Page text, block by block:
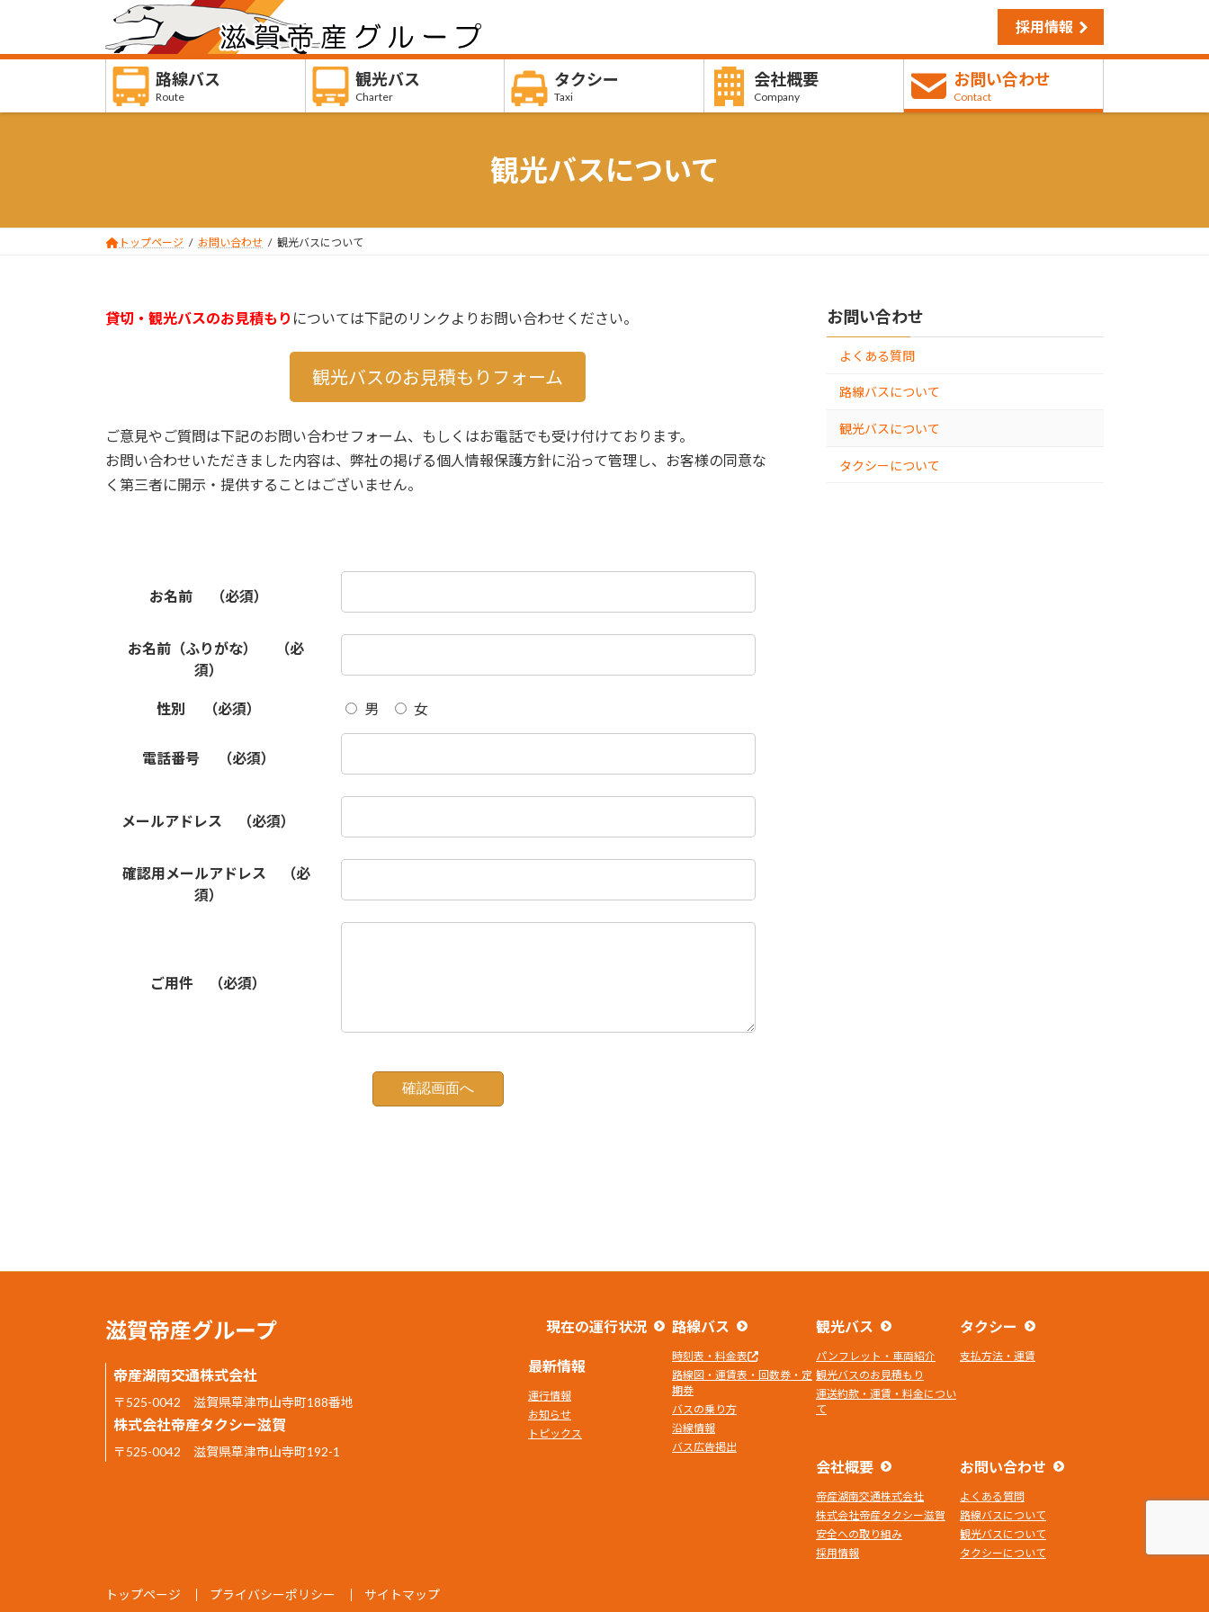
テ
へ
ゲ
ョ
採用情報
路線バス
Route
観光バス
Charter
タクシー
Taxi
会社概要
Company
お問い合わせ
Contact
観光バスについて
トップページ お問い合わせ 観光バスについて
貸切・観光バスのお見積もり については下記のリンクよりお問い合わせください。
観光バスのお見積もりフォーム
ご意見やご質問は下記のお問い合わせフォーム、もしくはお電話でも受け付けております。
お問い合わせいただきました内容は、弊社の掲げる個人情報保護方針に沿って管理し、お客様の同意な
く第三者に開示・提供することはございません。
お名前 （必須）
お名前（ふりがな）
（必
須）
性別 （必須） 男 女
電話番号 （必須）
メールアドレス （必須）
確認用メールアドレス
（必
須）
ご用件 （必須）
お問い合わせ
よくある質問
路線バスについて
観光バスについて
タクシーについて
滋賀帝産グループ
帝産湖南交通株式会社
〒525-0042 滋賀県草津市山寺町188番地
株式会社帝産タクシー滋賀
〒525-0042 滋賀県草津市山寺町192-1
現在の運行状況
最新情報
運行情報
お知らせ
トピックス
路線バス
時刻表・料金表
路線図・運賃表・回数券・定
期券
バスの乗り方
沿線情報
バス広告掲出
観光バス
パンフレット・車両紹介
観光バスのお見積もり
運送約款・運賃・料金につい
て
タクシー
支払方法・運賃
会社概要
帝産湖南交通株式会社
株式会社帝産タクシー滋賀
安全への取り組み
採用情報
お問い合わせ
よくある質問
路線バスについて
観光バスについて
タクシーについて
トップページ プライバシーポリシー サイトマップ